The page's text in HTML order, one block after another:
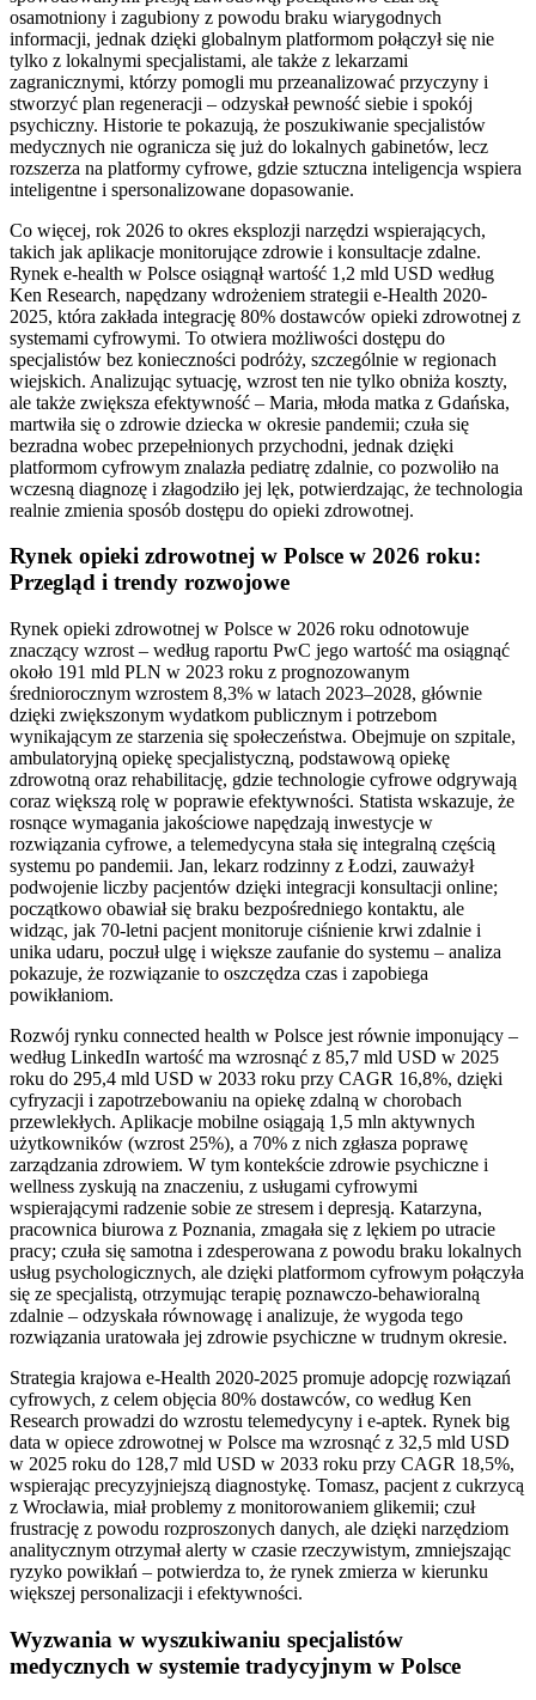
osamotniony i zagubiony z powodu braku wiarygodnych
informacji, jednak dzięki globalnym platformom połączył się nie
tylko z lokalnymi specjalistami, ale także z lekarzami
zagranicznymi, którzy pomogli mu przeanalizować przyczyny i
stworzyć plan regeneracji – odzyskał pewność siebie i spokój
psychiczny. Historie te pokazują, że poszukiwanie specjalistów
medycznych nie ogranicza się już do lokalnych gabinetów, lecz
rozszerza na platformy cyfrowe, gdzie sztuczna inteligencja wspiera
inteligentne i spersonalizowane dopasowanie.
Co więcej, rok 2026 to okres eksplozji narzędzi wspierających,
takich jak aplikacje monitorujące zdrowie i konsultacje zdalne.
Rynek e-health w Polsce osiągnął wartość 1,2 mld USD według
Ken Research, napędzany wdrożeniem strategii e-Health 2020-
2025, która zakłada integrację 80% dostawców opieki zdrowotnej z
systemami cyfrowymi. To otwiera możliwości dostępu do
specjalistów bez konieczności podróży, szczególnie w regionach
wiejskich. Analizując sytuację, wzrost ten nie tylko obniża koszty,
ale także zwiększa efektywność – Maria, młoda matka z Gdańska,
martwiła się o zdrowie dziecka w okresie pandemii; czuła się
bezradna wobec przepełnionych przychodni, jednak dzięki
platformom cyfrowym znalazła pediatrę zdalnie, co pozwoliło na
wczesną diagnozę i złagodziło jej lęk, potwierdzając, że technologia
realnie zmienia sposób dostępu do opieki zdrowotnej.
Rynek opieki zdrowotnej w Polsce w 2026 roku:
Przegląd i trendy rozwojowe
Rynek opieki zdrowotnej w Polsce w 2026 roku odnotowuje
znaczący wzrost – według raportu PwC jego wartość ma osiągnąć
około 191 mld PLN w 2023 roku z prognozowanym
średniorocznym wzrostem 8,3% w latach 2023–2028, głównie
dzięki zwiększonym wydatkom publicznym i potrzebom
wynikającym ze starzenia się społeczeństwa. Obejmuje on szpitale,
ambulatoryjną opiekę specjalistyczną, podstawową opiekę
zdrowotną oraz rehabilitację, gdzie technologie cyfrowe odgrywają
coraz większą rolę w poprawie efektywności. Statista wskazuje, że
rosnące wymagania jakościowe napędzają inwestycje w
rozwiązania cyfrowe, a telemedycyna stała się integralną częścią
systemu po pandemii. Jan, lekarz rodzinny z Łodzi, zauważył
podwojenie liczby pacjentów dzięki integracji konsultacji online;
początkowo obawiał się braku bezpośredniego kontaktu, ale
widząc, jak 70-letni pacjent monitoruje ciśnienie krwi zdalnie i
unika udaru, poczuł ulgę i większe zaufanie do systemu – analiza
pokazuje, że rozwiązanie to oszczędza czas i zapobiega
powikłaniom.
Rozwój rynku connected health w Polsce jest równie imponujący –
według LinkedIn wartość ma wzrosnąć z 85,7 mld USD w 2025
roku do 295,4 mld USD w 2033 roku przy CAGR 16,8%, dzięki
cyfryzacji i zapotrzebowaniu na opiekę zdalną w chorobach
przewlekłych. Aplikacje mobilne osiągają 1,5 mln aktywnych
użytkowników (wzrost 25%), a 70% z nich zgłasza poprawę
zarządzania zdrowiem. W tym kontekście zdrowie psychiczne i
wellness zyskują na znaczeniu, z usługami cyfrowymi
wspierającymi radzenie sobie ze stresem i depresją. Katarzyna,
pracownica biurowa z Poznania, zmagała się z lękiem po utracie
pracy; czuła się samotna i zdesperowana z powodu braku lokalnych
usług psychologicznych, ale dzięki platformom cyfrowym połączyła
się ze specjalistą, otrzymując terapię poznawczo-behawioralną
zdalnie – odzyskała równowagę i analizuje, że wygoda tego
rozwiązania uratowała jej zdrowie psychiczne w trudnym okresie.
Strategia krajowa e-Health 2020-2025 promuje adopcję rozwiązań
cyfrowych, z celem objęcia 80% dostawców, co według Ken
Research prowadzi do wzrostu telemedycyny i e-aptek. Rynek big
data w opiece zdrowotnej w Polsce ma wzrosnąć z 32,5 mld USD
w 2025 roku do 128,7 mld USD w 2033 roku przy CAGR 18,5%,
wspierając precyzyjniejszą diagnostykę. Tomasz, pacjent z cukrzycą
z Wrocławia, miał problemy z monitorowaniem glikemii; czuł
frustrację z powodu rozproszonych danych, ale dzięki narzędziom
analitycznym otrzymał alerty w czasie rzeczywistym, zmniejszając
ryzyko powikłań – potwierdza to, że rynek zmierza w kierunku
większej personalizacji i efektywności.
Wyzwania w wyszukiwaniu specjalistów
medycznych w systemie tradycyjnym w Polsce